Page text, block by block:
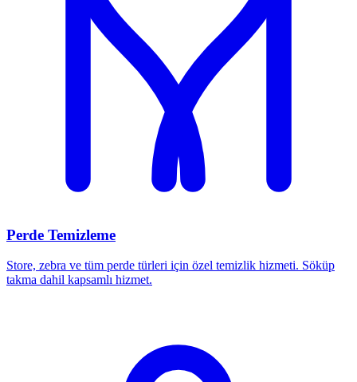
Perde Temizleme
Store, zebra ve tüm perde türleri için özel temizlik hizmeti. Söküp
takma dahil kapsamlı hizmet.